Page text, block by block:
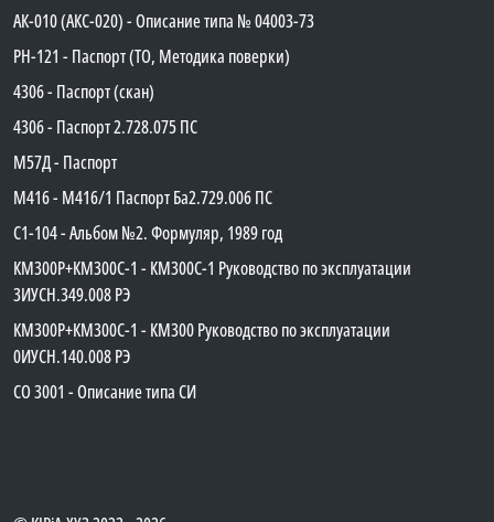
АК-010 (АКС-020) - Описание типа № 04003-73
PH-121 - Паспорт (ТО, Методика поверки)
4306 - Паспорт (скан)
4306 - Паспорт 2.728.075 ПС
М57Д - Паспорт
М416 - М416/1 Паспорт Ба2.729.006 ПС
C1-104 - Альбом №2. Формуляр, 1989 год
КМ300Р+КМ300С-1 - КМ300C-1 Руководство по эксплуатации
3ИУСН.349.008 РЭ
КМ300Р+КМ300С-1 - КМ300 Руководство по эксплуатации
0ИУСН.140.008 РЭ
СО 3001 - Описание типа СИ